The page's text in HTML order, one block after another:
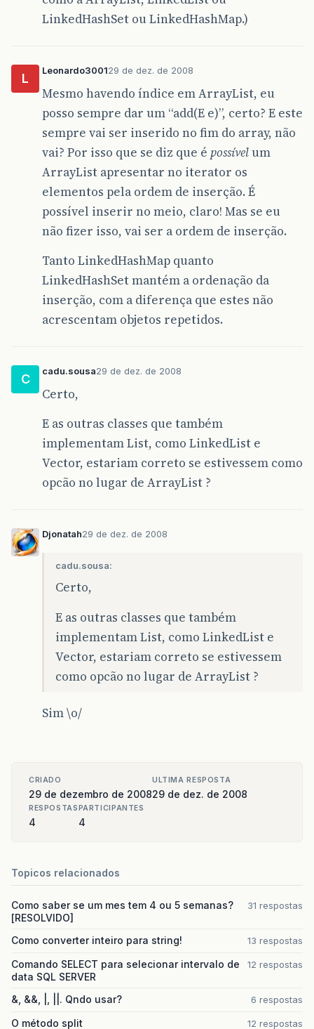
LinkedHashSet ou LinkedHashMap.)
L
Leonardo300129 de dez. de 2008
Mesmo havendo índice em ArrayList, eu
posso sempre dar um “add(E e)”, certo? E este
sempre vai ser inserido no fim do array, não
vai? Por isso que se diz que é possívelum
ArrayList apresentar no iterator os
elementos pela ordem de inserção. É
possível inserir no meio, claro! Mas se eu
não fizer isso, vai ser a ordem de inserção.
Tanto LinkedHashMap quanto
LinkedHashSet mantém a ordenação da
inserção, com a diferença que estes não
acrescentam objetos repetidos.
C
cadu.sousa29 de dez. de 2008
Certo,
E as outras classes que também
implementam List, como LinkedList e
Vector, estariam correto se estivessem como
opcão no lugar de ArrayList ?
Djonatah29 de dez. de 2008
cadu.sousa:
Certo,
E as outras classes que também
implementam List, como LinkedList e
Vector, estariam correto se estivessem
como opcão no lugar de ArrayList ?
Sim \o/
CRIADO
29 de dezembro de 2008
ULTIMA RESPOSTA
29 de dez. de 2008
RESPOSTAS
4
PARTICIPANTES
4
Topicos relacionados
Como saber se um mes tem 4 ou 5 semanas?
[RESOLVIDO]
31 respostas
Como converter inteiro para string! 13 respostas
Comando SELECT para selecionar intervalo de
data SQL SERVER
12 respostas
&, &&, |, ||. Qndo usar? 6 respostas
O método split 12 respostas